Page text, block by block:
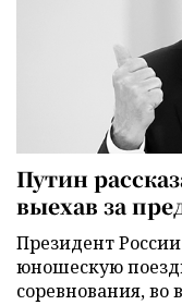
Путин
выехав за
Президент
юношескую
соревнования, во